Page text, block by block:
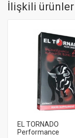
İlişkili ürünler
EL TORNADO
Performance